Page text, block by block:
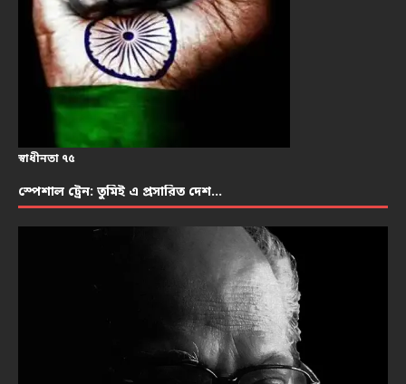
স্বাধীনতা ৭৫
স্পেশাল ট্রেন: তুমিই এ প্রসারিত দেশ…